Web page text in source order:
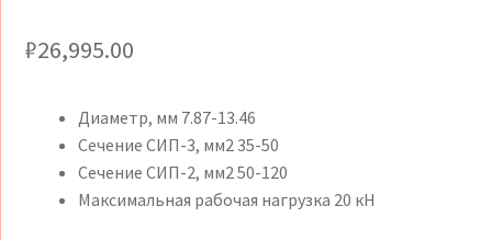
₽26,995.00
Диаметр, мм 7.87-13.46
Сечение СИП-3, мм2 35-50
Сечение СИП-2, мм2 50-120
Максимальная рабочая нагрузка 20 кН